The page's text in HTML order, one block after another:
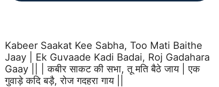
Kabeer Saakat Kee Sabha, Too Mati Baithe
Jaay | Ek Guvaade Kadi Badai, Roj Gadahara
Gaay || | कबीर साकट की सभा, तू मति बैठे जाय | एक
गुवाड़े कदि बड़ै, रोज गदहरा गाय ||